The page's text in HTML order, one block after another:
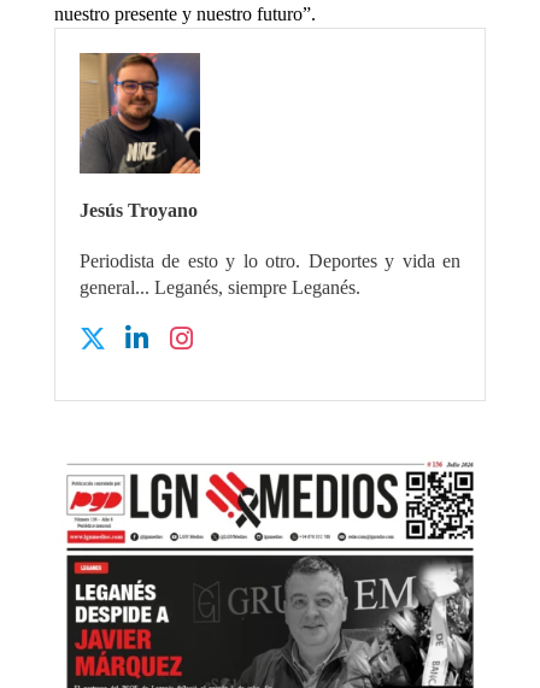
nuestro presente y nuestro futuro”.
Jesús Troyano
Periodista de esto y lo otro. Deportes y vida en
general... Leganés, siempre Leganés.